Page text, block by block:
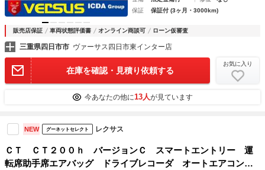
保証
保証付 (3ヶ月・3000km)
販売店保証 車両状態評価書 オンライン商談可 ローン仮審査
三重県四日市市 ヴァーサス四日市東インター店
在庫を確認・見積り依頼する
お気に入り
今あなたの他に13人が見ています
NEW グーネットセレクト レクサス
ＣＴ ＣＴ２００ｈ バージョンＣ スマートエントリー 運
転席助手席エアバッグ ドライブレコーダ オートエアコン